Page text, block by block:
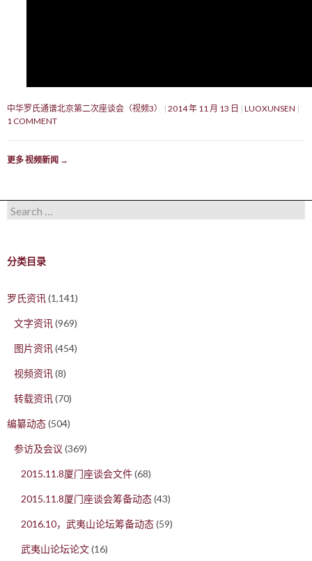
中华罗氏通谱北京第二次座谈会（视频3） 2014 年 11 月 13 日
LUOXUNSEN
1 COMMENT
更多 视频新闻 →
Search for:
分类目录
罗氏资讯(1,141)
文字资讯(969)
图片资讯(454)
视频资讯(8)
转载资讯(70)
编纂动态(504)
参访及会议 (369)
2015.11.8厦门座谈会文件(68)
2015.11.8厦门座谈会筹备动态(43)
2016.10，武夷山论坛筹备动态(59)
武夷山论坛论文(16)